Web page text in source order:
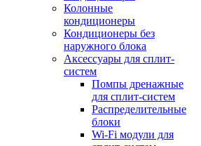
Колонные
кондиционеры
Кондиционеры без
наружного блока
Аксессуары для сплит-
систем
Помпы дренажные
для сплит-систем
Распределительные
блоки
Wi-Fi модули для